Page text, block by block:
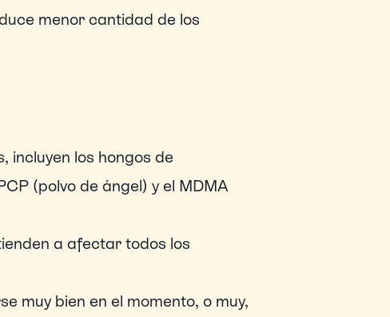
menor cantidad de los
incluyen los hongos de
(polvo de ángel) y el MDMA
a afectar todos los
muy bien en el momento, o muy,